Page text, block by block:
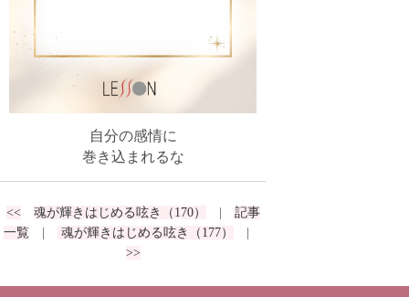
自分の感情に
巻き込まれるな
<< 魂が輝きはじめる呟き（170）
記事
一覧
魂が輝きはじめる呟き（177）
>>